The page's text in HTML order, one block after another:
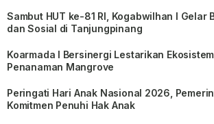
Sambut HUT ke-81 RI, Kogabwilhan I Gelar
dan Sosial di Tanjungpinang
Koarmada I Bersinergi Lestarikan
Penanaman Mangrove
Peringati Hari Anak Nasional 2026,
Komitmen Penuhi Hak Anak